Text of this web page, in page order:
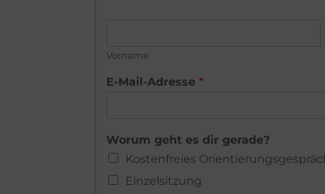
Vorname
E-Mail-Adresse*
-
M
a
i
Worum geht es dir gerade?
Kostenfreies
Einzelsitzung